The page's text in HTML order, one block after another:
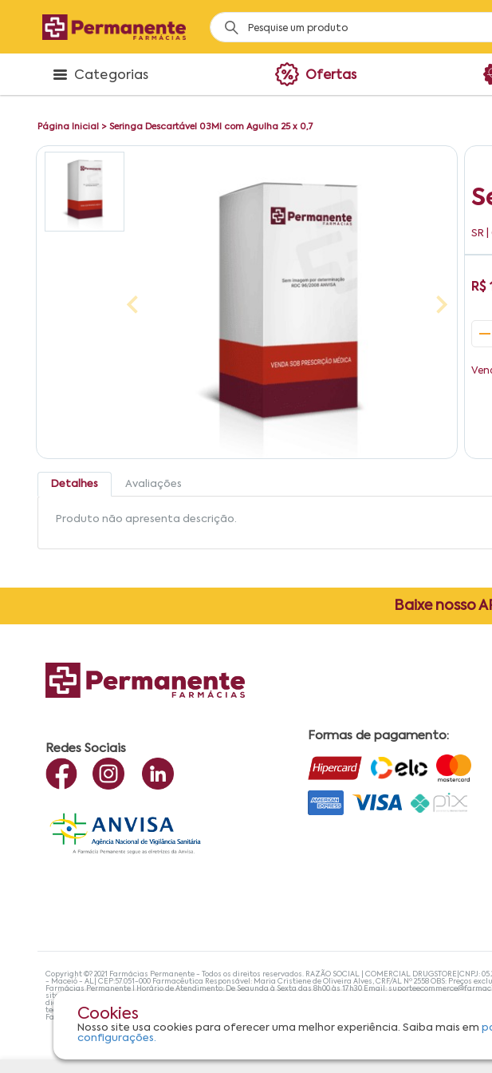
Categorias Ofertas
Página Inicial > Seringa Descartável 03Ml com Agulha 25 x 0,7
SR
R$
Detalhes Avaliações
Produto não apresenta descrição.
Cookies
Nosso site usa cookies para oferecer uma melhor experiência. Saiba mais em
configurações.
Baixe nosso
Redes Sociais
Formas de pagamento:
Copyright ©? 2021 Farmácias Permanente - Todos os direitos reservados. RAZÃO SOCIAL | COMERCIAL DRUGSTORE|CNPJ:
- Maceió - AL| CEP:57.051-000 Farmacêutica Responsável: Maria Cristiene de Oliveira Alves, CRF/AL Nº 2558 OBS: Preços
Farmácias Permanente | Horário de Atendimento: De Segunda à Sexta das 8h00 às 17h30 Email:
site não devem ser utilizadas para automedicação e, de forma alguma, substituem as orientações de um profissional da
diagnosticar problemas de saúde e prescrever o tratamento adequado. Se os sintomas persistirem, um médico deve ser
tecnologias mais avançadas de proteção de dados, para que você possa realizar suas compras com tranquilidade. A
Farmácias Permanente. Todos os pedidos efetuados estão sujeitos à confirmação da disponibilidade de produto em nosso